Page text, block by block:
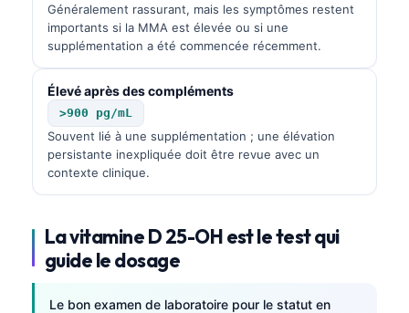
Généralement rassurant, mais les symptômes restent
importants si la MMA est élevée ou si une
supplémentation a été commencée récemment.
Élevé après des compléments
>900 pg/mL
Souvent lié à une supplémentation ; une élévation
persistante inexpliquée doit être revue avec un
contexte clinique.
La vitamine D 25-OH est le test qui
guide le dosage
Le bon examen de laboratoire pour le statut en